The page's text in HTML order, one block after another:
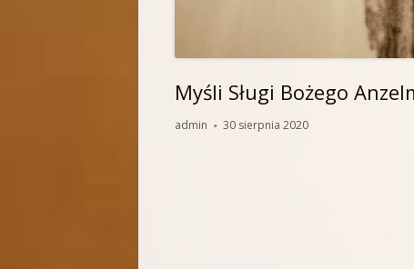
Myśli Sługi Bożego
Autor
admin Opublikowano
30 sierpnia 2020